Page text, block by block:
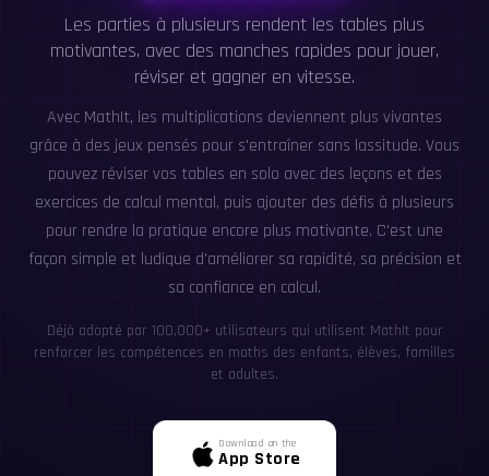
Les parties à plusieurs rendent les tables plus
motivantes, avec des manches rapides pour jouer,
réviser et gagner en vitesse.
Avec MathIt, les multiplications deviennent plus vivantes
grâce à des jeux pensés pour s'entraîner sans lassitude. Vous
pouvez réviser vos tables en solo avec des leçons et des
exercices de calcul mental, puis ajouter des défis à plusieurs
pour rendre la pratique encore plus motivante. C'est une
façon simple et ludique d'améliorer sa rapidité, sa précision et
sa confiance en calcul.
Déjà adopté par 100,000+ utilisateurs qui utilisent MathIt pour
renforcer les compétences en maths des enfants, élèves, familles
et adultes.
Download on the
App Store